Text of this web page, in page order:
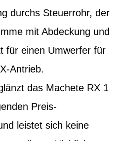
durchs Steuerrohr, der
mit Abdeckung und
für einen Umwerfer für
Antrieb.
das Machete RX 1
Preis-
leistet sich keine